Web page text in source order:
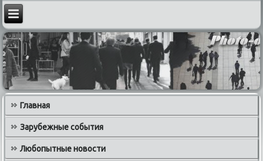
Главная
Зарубежные события
Любопытные новости